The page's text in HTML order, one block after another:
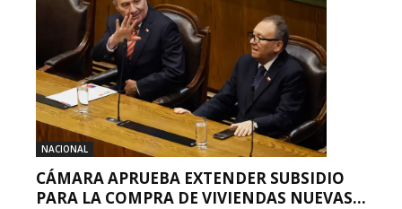
NACIONAL
CÁMARA APRUEBA EXTENDER SUBSIDIO
PARA LA COMPRA DE VIVIENDAS NUEVAS...